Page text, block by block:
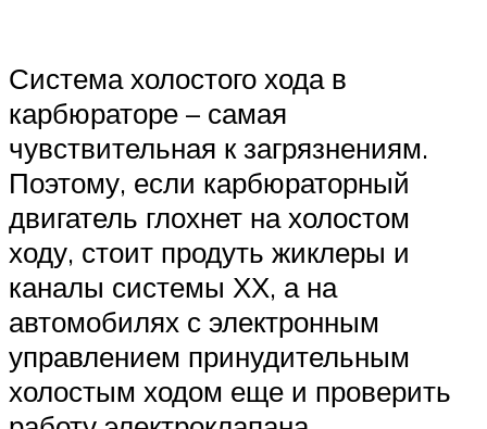
Система холостого хода в
карбюраторе – самая
чувствительная к загрязнениям.
Поэтому, если карбюраторный
двигатель глохнет на холостом
ходу, стоит продуть жиклеры и
каналы системы ХХ, а на
автомобилях с электронным
управлением принудительным
холостым ходом еще и проверить